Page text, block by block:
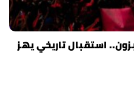
استقبال تاريخي يهز